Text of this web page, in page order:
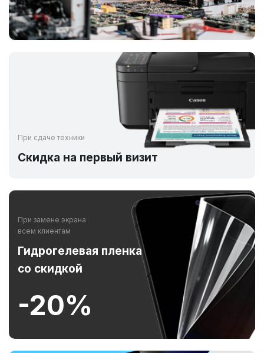
При сдаче техники
Скидка на первый визит
При замене экрана
всем клиентам
Гидрогелевая пленка
со скидкой
-20%